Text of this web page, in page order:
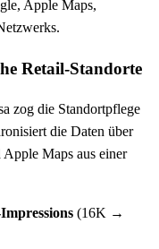
Apple Maps,
Retail-Standorte
zog die Standortpflege
die Daten über
Maps aus einer
(16K →